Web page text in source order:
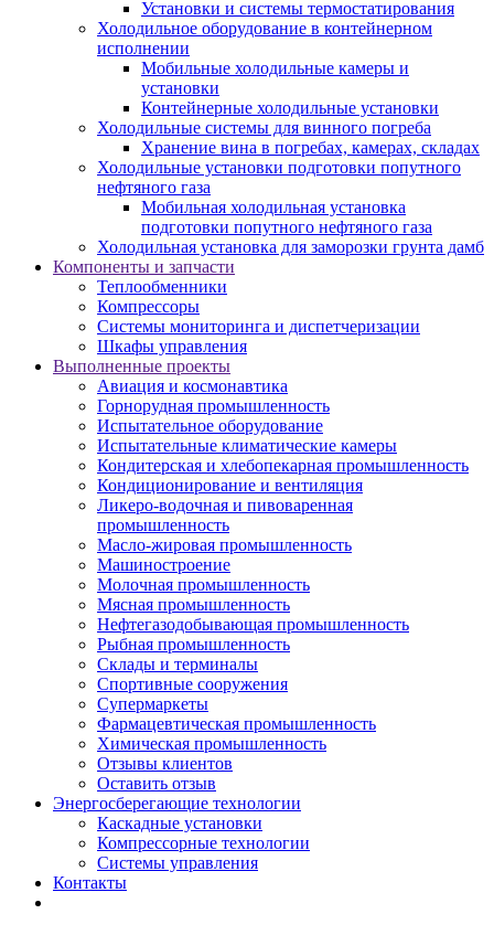
Установки и системы термостатирования
Холодильное оборудование в контейнерном
исполнении
Мобильные холодильные камеры и
установки
Контейнерные холодильные установки
Холодильные системы для винного погреба
Хранение вина в погребах, камерах, складах
Холодильные установки подготовки попутного
нефтяного газа
Мобильная холодильная установка
подготовки попутного нефтяного газа
Холодильная установка для заморозки грунта дамб
Компоненты и запчасти
Теплообменники
Компрессоры
Системы мониторинга и диспетчеризации
Шкафы управления
Выполненные проекты
Авиация и космонавтика
Горнорудная промышленность
Испытательное оборудование
Испытательные климатические камеры
Кондитерская и хлебопекарная промышленность
Кондиционирование и вентиляция
Ликеро-водочная и пивоваренная
промышленность
Масло-жировая промышленность
Машиностроение
Молочная промышленность
Мясная промышленность
Нефтегазодобывающая промышленность
Рыбная промышленность
Склады и терминалы
Спортивные сооружения
Супермаркеты
Фармацевтическая промышленность
Химическая промышленность
Отзывы клиентов
Оставить отзыв
Энергосберегающие технологии
Каскадные установки
Компрессорные технологии
Системы управления
Контакты